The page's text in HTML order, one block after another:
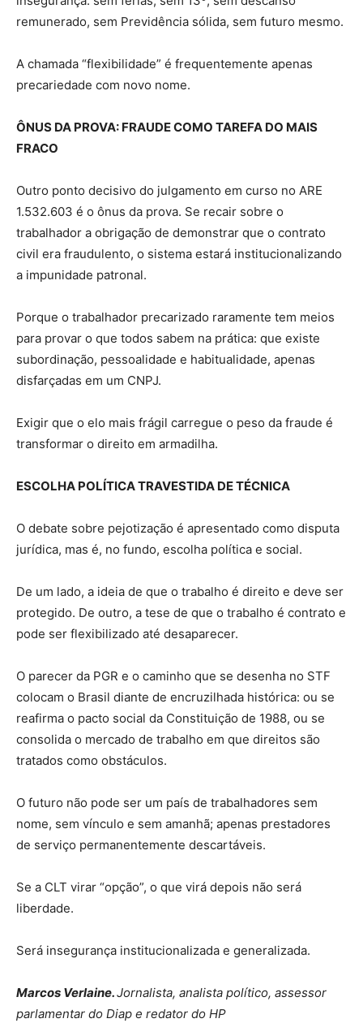
remunerado, sem Previdência sólida, sem futuro mesmo.
A chamada “flexibilidade” é frequentemente apenas
precariedade com novo nome.
ÔNUS DA PROVA: FRAUDE COMO TAREFA DO MAIS
FRACO
Outro ponto decisivo do julgamento em curso no ARE
1.532.603 é o ônus da prova. Se recair sobre o
trabalhador a obrigação de demonstrar que o contrato
civil era fraudulento, o sistema estará institucionalizando
a impunidade patronal.
Porque o trabalhador precarizado raramente tem meios
para provar o que todos sabem na prática: que existe
subordinação, pessoalidade e habitualidade, apenas
disfarçadas em um CNPJ.
Exigir que o elo mais frágil carregue o peso da fraude é
transformar o direito em armadilha.
ESCOLHA POLÍTICA TRAVESTIDA DE TÉCNICA
O debate sobre pejotização é apresentado como disputa
jurídica, mas é, no fundo, escolha política e social.
De um lado, a ideia de que o trabalho é direito e deve ser
protegido. De outro, a tese de que o trabalho é contrato e
pode ser flexibilizado até desaparecer.
O parecer da PGR e o caminho que se desenha no STF
colocam o Brasil diante de encruzilhada histórica: ou se
reafirma o pacto social da Constituição de 1988, ou se
consolida o mercado de trabalho em que direitos são
tratados como obstáculos.
O futuro não pode ser um país de trabalhadores sem
nome, sem vínculo e sem amanhã; apenas prestadores
de serviço permanentemente descartáveis.
Se a CLT virar “opção”, o que virá depois não será
liberdade.
Será insegurança institucionalizada e generalizada.
Marcos Verlaine.Jornalista, analista político, assessor
parlamentar do Diap e redator do HP